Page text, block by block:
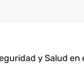
y Salud